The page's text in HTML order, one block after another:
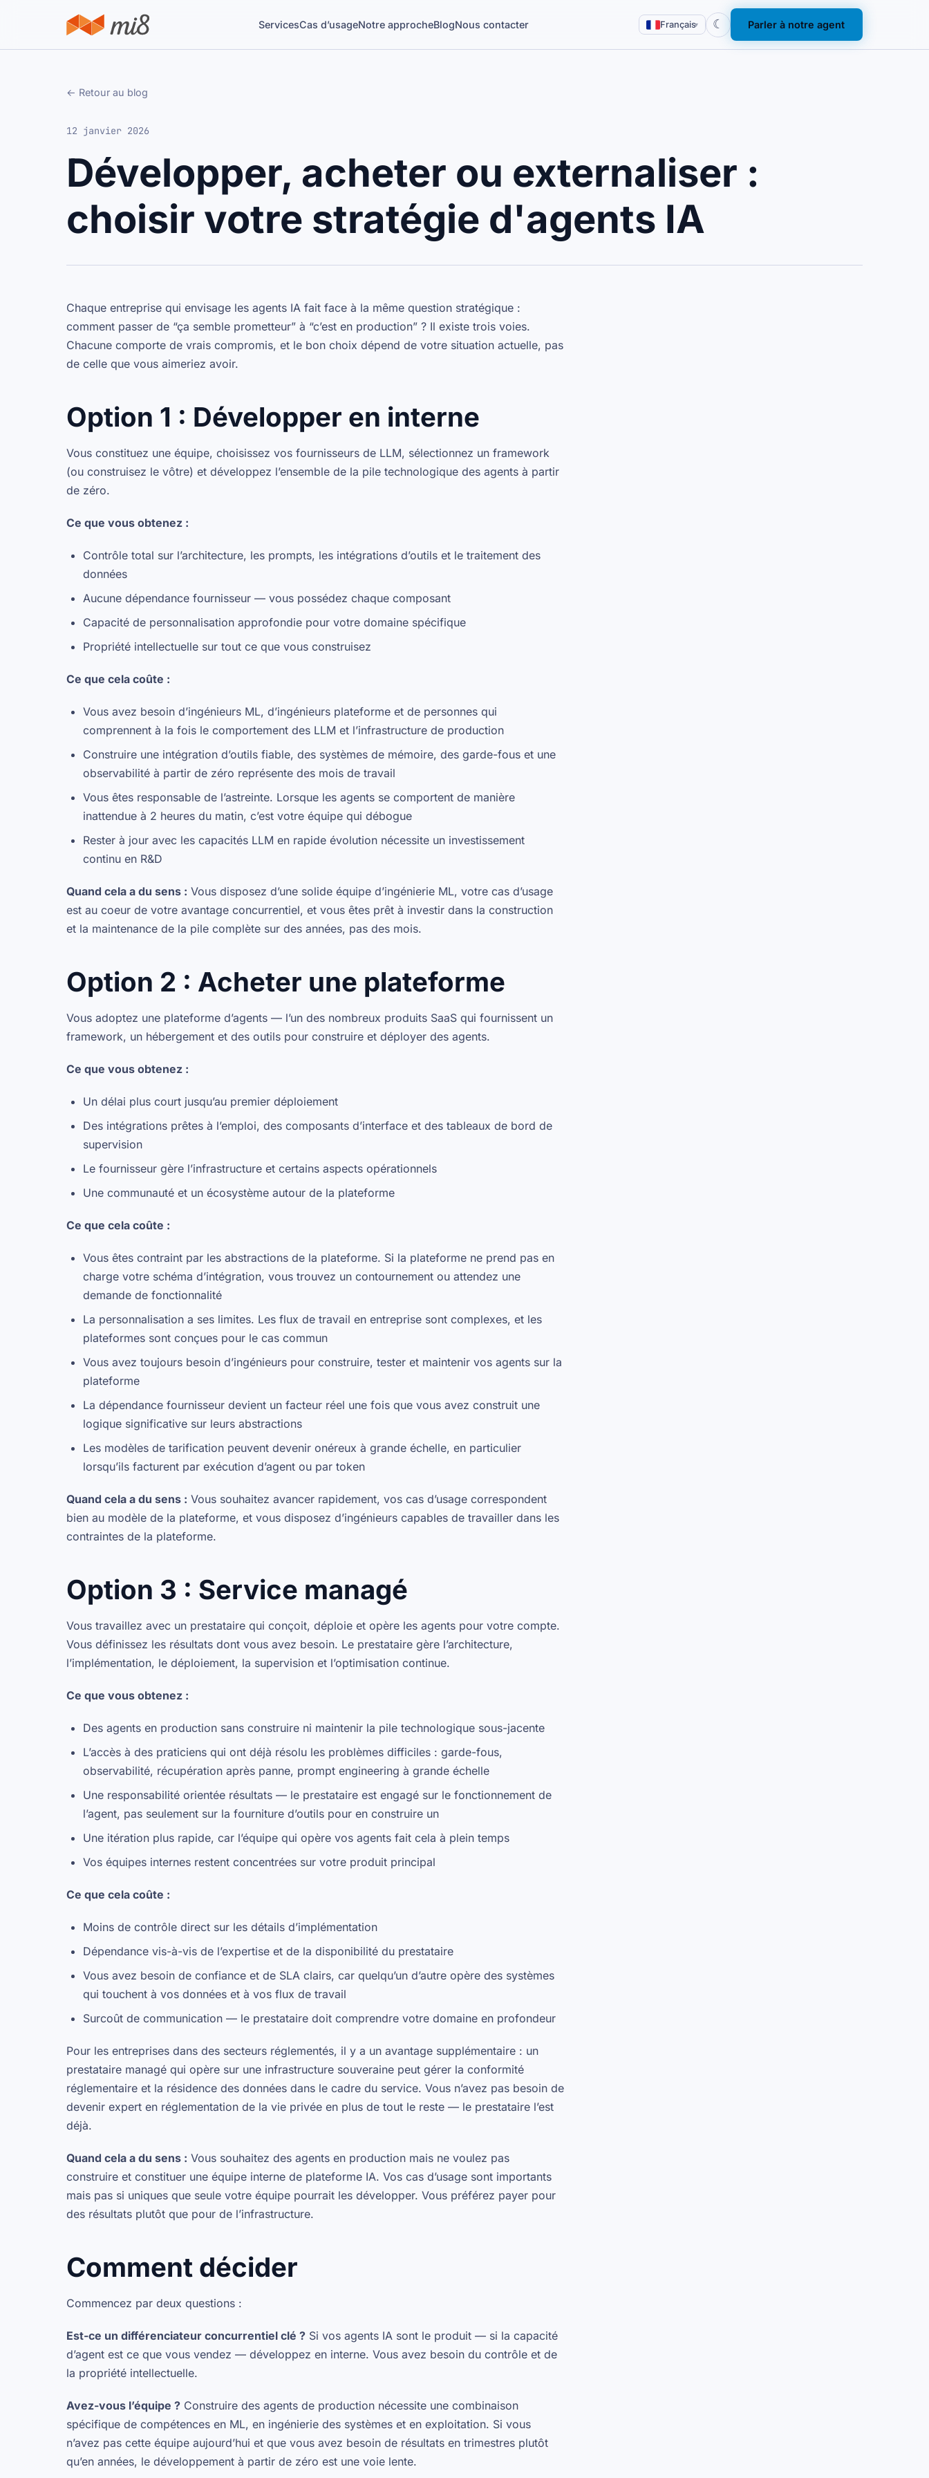
ServicesCas d’usageNotre approcheBlogNous contacter Français▾ ☾ Parler à notre agent
← Retour au blog
12 janvier 2026
Développer, acheter ou externaliser :
choisir votre stratégie d'agents IA
Chaque entreprise qui envisage les agents IA fait face à la même question stratégique :
comment passer de “ça semble prometteur” à “c’est en production” ? Il existe trois voies.
Chacune comporte de vrais compromis, et le bon choix dépend de votre situation actuelle, pas
de celle que vous aimeriez avoir.
Option 1 : Développer en interne
Vous constituez une équipe, choisissez vos fournisseurs de LLM, sélectionnez un framework
(ou construisez le vôtre) et développez l’ensemble de la pile technologique des agents à partir
de zéro.
Ce que vous obtenez :
Contrôle total sur l’architecture, les prompts, les intégrations d’outils et le traitement des
données
Aucune dépendance fournisseur — vous possédez chaque composant
Capacité de personnalisation approfondie pour votre domaine spécifique
Propriété intellectuelle sur tout ce que vous construisez
Ce que cela coûte :
Vous avez besoin d’ingénieurs ML, d’ingénieurs plateforme et de personnes qui
comprennent à la fois le comportement des LLM et l’infrastructure de production
Construire une intégration d’outils fiable, des systèmes de mémoire, des garde-fous et une
observabilité à partir de zéro représente des mois de travail
Vous êtes responsable de l’astreinte. Lorsque les agents se comportent de manière
inattendue à 2 heures du matin, c’est votre équipe qui débogue
Rester à jour avec les capacités LLM en rapide évolution nécessite un investissement
continu en R&D
Quand cela a du sens : Vous disposez d’une solide équipe d’ingénierie ML, votre cas d’usage
est au coeur de votre avantage concurrentiel, et vous êtes prêt à investir dans la construction
et la maintenance de la pile complète sur des années, pas des mois.
Option 2 : Acheter une plateforme
Vous adoptez une plateforme d’agents — l’un des nombreux produits SaaS qui fournissent un
framework, un hébergement et des outils pour construire et déployer des agents.
Ce que vous obtenez :
Un délai plus court jusqu’au premier déploiement
Des intégrations prêtes à l’emploi, des composants d’interface et des tableaux de bord de
supervision
Le fournisseur gère l’infrastructure et certains aspects opérationnels
Une communauté et un écosystème autour de la plateforme
Ce que cela coûte :
Vous êtes contraint par les abstractions de la plateforme. Si la plateforme ne prend pas en
charge votre schéma d’intégration, vous trouvez un contournement ou attendez une
demande de fonctionnalité
La personnalisation a ses limites. Les flux de travail en entreprise sont complexes, et les
plateformes sont conçues pour le cas commun
Vous avez toujours besoin d’ingénieurs pour construire, tester et maintenir vos agents sur la
plateforme
La dépendance fournisseur devient un facteur réel une fois que vous avez construit une
logique significative sur leurs abstractions
Les modèles de tarification peuvent devenir onéreux à grande échelle, en particulier
lorsqu’ils facturent par exécution d’agent ou par token
Quand cela a du sens : Vous souhaitez avancer rapidement, vos cas d’usage correspondent
bien au modèle de la plateforme, et vous disposez d’ingénieurs capables de travailler dans les
contraintes de la plateforme.
Option 3 : Service managé
Vous travaillez avec un prestataire qui conçoit, déploie et opère les agents pour votre compte.
Vous définissez les résultats dont vous avez besoin. Le prestataire gère l’architecture,
l’implémentation, le déploiement, la supervision et l’optimisation continue.
Ce que vous obtenez :
Des agents en production sans construire ni maintenir la pile technologique sous-jacente
L’accès à des praticiens qui ont déjà résolu les problèmes difficiles : garde-fous,
observabilité, récupération après panne, prompt engineering à grande échelle
Une responsabilité orientée résultats — le prestataire est engagé sur le fonctionnement de
l’agent, pas seulement sur la fourniture d’outils pour en construire un
Une itération plus rapide, car l’équipe qui opère vos agents fait cela à plein temps
Vos équipes internes restent concentrées sur votre produit principal
Ce que cela coûte :
Moins de contrôle direct sur les détails d’implémentation
Dépendance vis-à-vis de l’expertise et de la disponibilité du prestataire
Vous avez besoin de confiance et de SLA clairs, car quelqu’un d’autre opère des systèmes
qui touchent à vos données et à vos flux de travail
Surcoût de communication — le prestataire doit comprendre votre domaine en profondeur
Pour les entreprises dans des secteurs réglementés, il y a un avantage supplémentaire : un
prestataire managé qui opère sur une infrastructure souveraine peut gérer la conformité
réglementaire et la résidence des données dans le cadre du service. Vous n’avez pas besoin de
devenir expert en réglementation de la vie privée en plus de tout le reste — le prestataire l’est
déjà.
Quand cela a du sens : Vous souhaitez des agents en production mais ne voulez pas
construire et constituer une équipe interne de plateforme IA. Vos cas d’usage sont importants
mais pas si uniques que seule votre équipe pourrait les développer. Vous préférez payer pour
des résultats plutôt que pour de l’infrastructure.
Comment décider
Commencez par deux questions :
Est-ce un différenciateur concurrentiel clé ? Si vos agents IA sont le produit — si la capacité
d’agent est ce que vous vendez — développez en interne. Vous avez besoin du contrôle et de
la propriété intellectuelle.
Avez-vous l’équipe ? Construire des agents de production nécessite une combinaison
spécifique de compétences en ML, en ingénierie des systèmes et en exploitation. Si vous
n’avez pas cette équipe aujourd’hui et que vous avez besoin de résultats en trimestres plutôt
qu’en années, le développement à partir de zéro est une voie lente.